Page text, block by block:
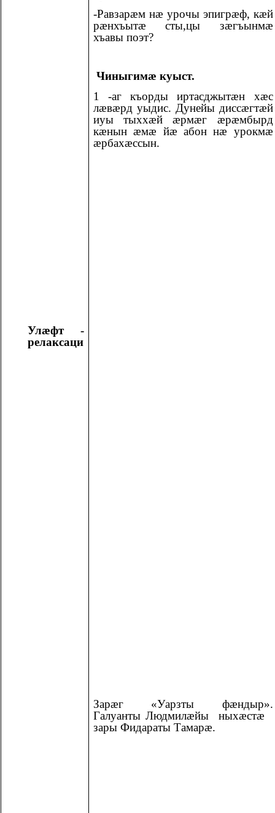
Улӕфт -
релаксаци
-Равзарӕм нӕ урочы эпигрӕф, кӕй
рӕнхъытӕ сты,цы зӕгъынмӕ
хъавы поэт?
Чиныгимæ куыст.
1 -аг къорды иртасджытӕн хӕс
лӕвӕрд уыдис. Дунейы диссӕгтӕй
иуы тыххӕй ӕрмӕг ӕрӕмбырд
кӕнын ӕмӕ йӕ абон нӕ урокмӕ
ӕрбахӕссын.
Зарӕг «Уарзты фӕндыр».
Галуанты Людмилӕйы ныхӕстӕ
зары Фидараты Тамарӕ.